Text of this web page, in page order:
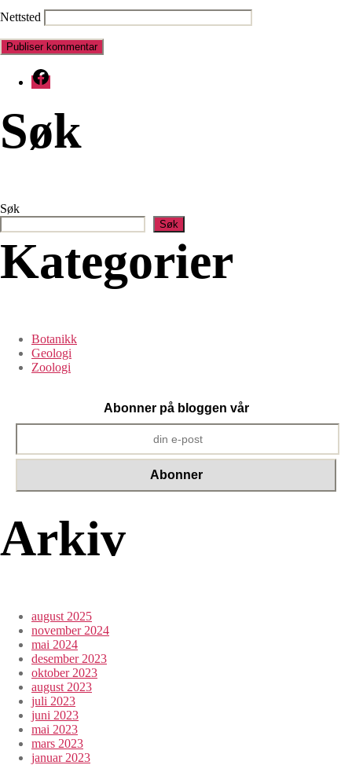
Nettsted
Facebook
Søk
Søk
Søk
Kategorier
Botanikk
Geologi
Zoologi
Abonner på bloggen vår
Arkiv
august 2025
november 2024
mai 2024
desember 2023
oktober 2023
august 2023
juli 2023
juni 2023
mai 2023
mars 2023
januar 2023